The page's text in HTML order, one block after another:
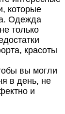
которые
Одежда
только
красоты
вы могли
в день, не
и